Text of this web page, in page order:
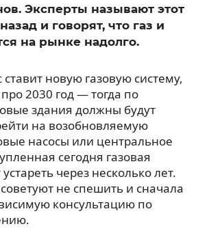
Эксперты называют этот
и говорят, что газ и
на рынке надолго.
ставит новую газовую систему,
2030 год — тогда по
здания должны будут
на возобновляемую
насосы или центральное
сегодня газовая
через несколько лет.
не спешить и сначала
консультацию по